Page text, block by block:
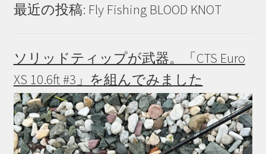
最近の投稿: Fly Fishing BLOOD KNOT
ソリッドティップが武器。「CTS Euro
XS 10.6ft #3」を組んでみました